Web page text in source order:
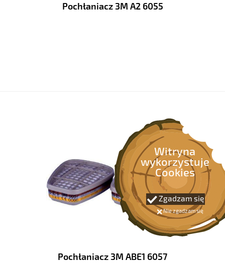
Witryna
wykorzystuje
Cookies
Zgadzam się
Nie zgadzam się
Pochłaniacz 3M A2 6055
Pochłaniacz 3M ABE1 6057